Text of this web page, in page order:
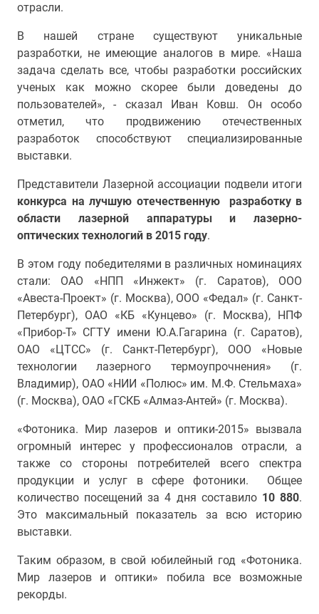
отрасли.
В нашей стране существуют уникальные
разработки, не имеющие аналогов в мире. «Наша
задача сделать все, чтобы разработки российских
ученых как можно скорее были доведены до
пользователей», - сказал Иван Ковш. Он особо
отметил, что продвижению отечественных
разработок способствуют специализированные
выставки.
Представители Лазерной ассоциации подвели итоги
конкурса на лучшую отечественную разработку в
области лазерной аппаратуры и лазерно-
оптических технологий в 2015 году.
В этом году победителями в различных номинациях
стали: ОАО «НПП «Инжект» (г. Саратов), ООО
«Авеста-Проект» (г. Москва), ООО «Федал» (г. Санкт-
Петербург), ОАО «КБ «Кунцево» (г. Москва), НПФ
«Прибор-Т» СГТУ имени Ю.А.Гагарина (г. Саратов),
ОАО «ЦТСС» (г. Санкт-Петербург), ООО «Новые
технологии лазерного термоупрочнения» (г.
Владимир), ОАО «НИИ «Полюс» им. М.Ф. Стельмаха»
(г. Москва), ОАО «ГСКБ «Алмаз-Антей» (г. Москва).
«Фотоника. Мир лазеров и оптики-2015» вызвала
огромный интерес у профессионалов отрасли, а
также со стороны потребителей всего спектра
продукции и услуг в сфере фотоники. Общее
количество посещений за 4 дня составило 10 880.
Это максимальный показатель за всю историю
выставки.
Таким образом, в свой юбилейный год «Фотоника.
Мир лазеров и оптики» побила все возможные
рекорды.